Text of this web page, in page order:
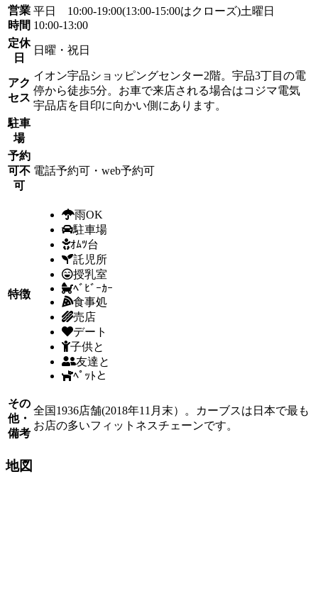
営業
時間
平日 10:00-19:00(13:00-15:00はクローズ)土曜日
10:00-13:00
定休
日
日曜・祝日
アク
セス
イオン宇品ショッピングセンター2階。宇品3丁目の電
停から徒歩5分。お車で来店される場合はコジマ電気
宇品店を目印に向かい側にあります。
駐車
場
予約
可不
可
電話予約可・web予約可
特徴
雨OK
駐車場
ｵﾑﾂ台
託児所
授乳室
ﾍﾞﾋﾞｰｶｰ
食事処
売店
デート
子供と
友達と
ﾍﾟｯﾄと
その
他・
備考
全国1936店舗(2018年11月末）。カーブスは日本で最も
お店の多いフィットネスチェーンです。
地図